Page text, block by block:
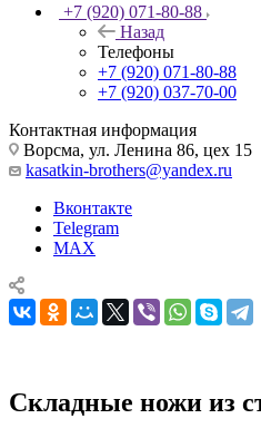
+7 (920) 071-80-88
Назад
Телефоны
+7 (920) 071-80-88
+7 (920) 037-70-00
Контактная информация
Ворсма, ул. Ленина 86, цех 15
kasatkin-brothers@yandex.ru
Вконтакте
Telegram
MAX
Складные ножи из